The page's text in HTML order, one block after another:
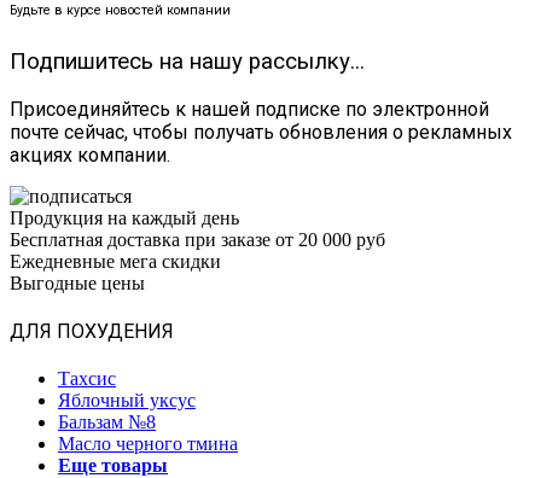
Будьте в курсе новостей компании
Подпишитесь на нашу рассылку...
Присоединяйтесь к нашей подписке по электронной
почте сейчас, чтобы получать обновления о рекламных
акциях компании.
Продукция на каждый день
Бесплатная доставка при заказе от 20 000 руб
Ежедневные мега скидки
Выгодные цены
ДЛЯ ПОХУДЕНИЯ
Тахсис
Яблочный уксус
Бальзам №8
Масло черного тмина
Еще товары